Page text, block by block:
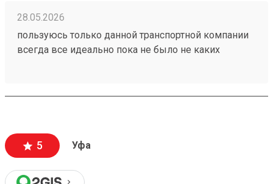
28.05.2026
пользуюсь только данной транспортной компании
всегда все идеально пока не было не каких
5 Уфа